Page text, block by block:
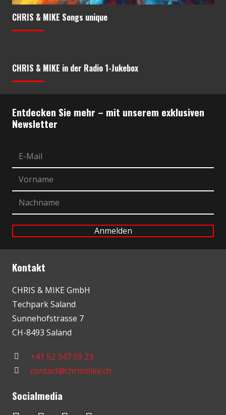
CHRIS & MIKE Songs unique
CHRIS & MIKE in der Radio 1-Jukebox
Entdecken Sie mehr – mit unserem exklusiven
Newsletter
Kontakt
CHRIS & MIKE GmbH
Techpark Saland
Sunnehofstrasse 7
CH-8493 Saland
+41 52 347 09 23
contact@chrismike.ch
Socialmedia